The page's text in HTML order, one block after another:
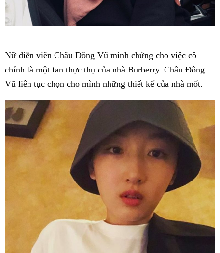
Nữ diễn viên Châu Đông Vũ minh chứng cho việc cô
chính là một fan thực thụ của nhà Burberry. Châu Đông
Vũ liên tục chọn cho mình những thiết kế của nhà mốt.